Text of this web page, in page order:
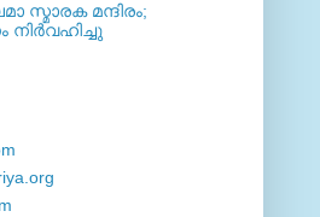
മന്ദിരം;
നിര്‍വഹിച്ചു